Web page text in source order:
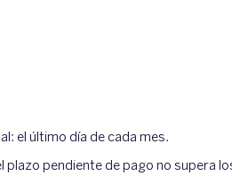
el último día de cada mes.
pendiente de pago no supera